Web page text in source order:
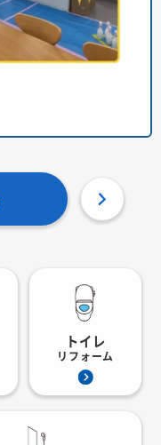
トイレ
リフォーム